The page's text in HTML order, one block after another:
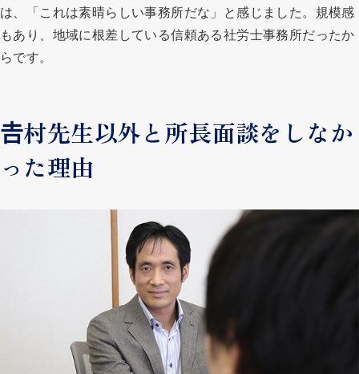
は、「これは素晴らしい事務所だな」と感じました。規模感
もあり、地域に根差している信頼ある社労士事務所だったか
らです。
𠮷村先生以外と所長面談をしなか
った理由